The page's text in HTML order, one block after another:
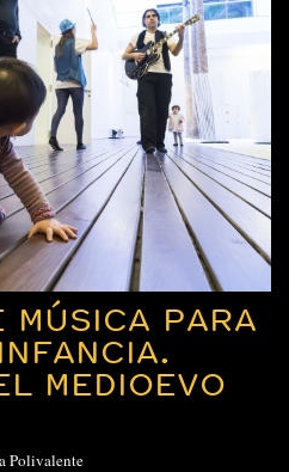
MÚSICA PARA
MEDIOEVO
Polivalente